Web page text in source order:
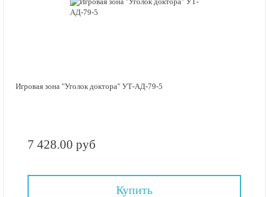
Игровая зона "Уголок доктора" УТ-АД-79-5
7 428.00 руб
Купить